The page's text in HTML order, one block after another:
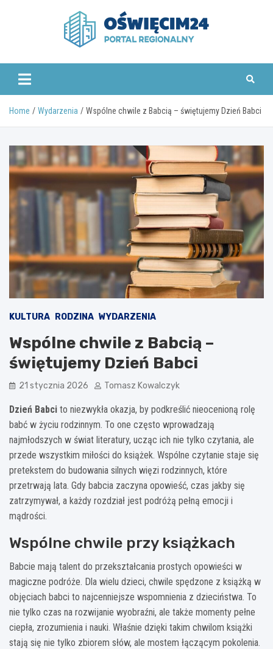
www.oswiecim24.pl
Home Wydarzenia Wspólne chwile z Babcią – świętujemy Dzień Babci
KULTURA RODZINA WYDARZENIA
Wspólne chwile z Babcią –
świętujemy Dzień Babci
21 stycznia 2026 Tomasz Kowalczyk
Dzień Babci to niezwykła okazja, by podkreślić nieocenioną rolę
babć w życiu rodzinnym. To one często wprowadzają
najmłodszych w świat literatury, ucząc ich nie tylko czytania, ale
przede wszystkim miłości do książek. Wspólne czytanie staje się
pretekstem do budowania silnych więzi rodzinnych, które
przetrwają lata. Gdy babcia zaczyna opowieść, czas jakby się
zatrzymywał, a każdy rozdział jest podróżą pełną emocji i
mądrości.
Wspólne chwile przy książkach
Babcie mają talent do przekształcania prostych opowieści w
magiczne podróże. Dla wielu dzieci, chwile spędzone z książką w
objęciach babci to najcenniejsze wspomnienia z dzieciństwa. To
nie tylko czas na rozwijanie wyobraźni, ale także momenty pełne
ciepła, zrozumienia i nauki. Właśnie dzięki takim chwilom książki
stają się nie tylko zbiorem słów, ale mostem łączącym pokolenia.